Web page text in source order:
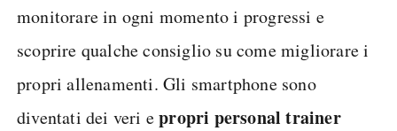
monitorare in ogni momento i progressi e
scoprire qualche consiglio su come migliorare i
propri allenamenti. Gli smartphone sono
diventati dei veri epropri personal trainer